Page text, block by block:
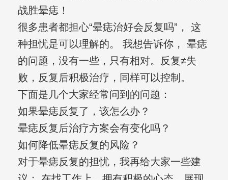
战胜晕痣！
很多患者都担心“晕痣治好会反复吗”， 这
种担忧是可以理解的。 我想告诉你， 晕痣
的问题，没有一些，只有相对。反复≠失
败，反复后积极治疗，同样可以控制。
下面是几个大家经常问到的问题：
如果晕痣反复了，该怎么办？
晕痣反复后治疗方案会有变化吗？
如何降低晕痣反复的风险？
对于晕痣反复的担忧，我再给大家一些建